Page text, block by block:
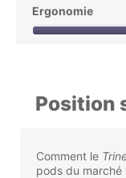
Ergonomie
Position
Comment le
pods du marché